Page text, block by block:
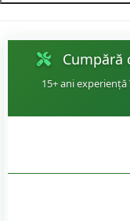
Cumpără
15+ ani